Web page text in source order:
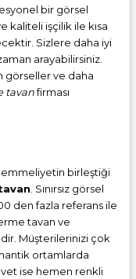
bir görsel
kaliteli işçilik ile kısa
Sizlere daha iyi
arayabilirsiniz.
görseller ve daha
tavanfirması
birleştiği
. Sınırsız görsel
den fazla referans ile
tavan ve
Müşterilerinizi çok
ortamlarda
ise hemen renkli